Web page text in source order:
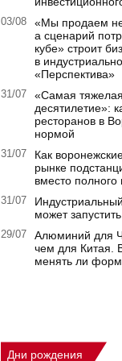
03/08
«Мы продаем
а сценарий
кубе» строит
в
«Перспектива»
31/07
«Самая
десятилетие»:
ресторанов в
нормой
31/07
Как
рынке
вместо полного
31/07
может
29/07
Алюминий для
чем для Китая.
менять ли
Дни рождения